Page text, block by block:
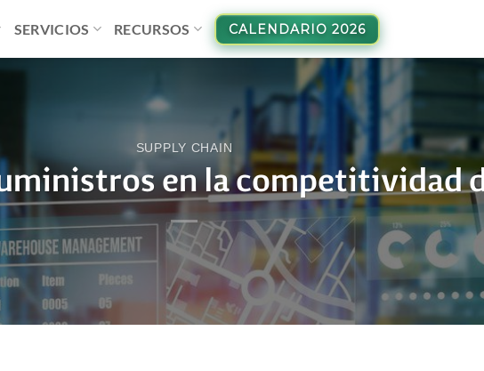
SERVICIOS RECURSOS CALENDARIO 2026
SUPPLY CHAIN
en la competitividad